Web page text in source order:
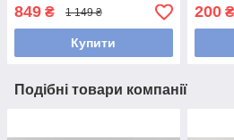
849 ₴ 1 149 ₴
Купити
200₴
Подібні товари компанії